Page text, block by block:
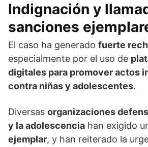
Indignación y
sanciones
El caso ha generado fuerte
especialmente por el uso de
digitales para promover actos
contra niñas y adolescentes.
Diversas organizaciones
y la adolescencia han exigido
ejemplar, y han reiterado la